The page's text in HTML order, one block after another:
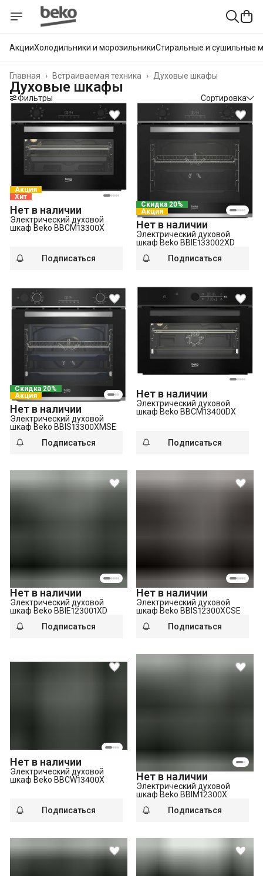
АкцииХолодильники и морозильникиСтиральные и сушильные
Духовые шкафы
Встраиваемая техника ›
Главная ›
Духовые шкафы
Фильтры Сортировка
Акция
Хит
Нет в наличии
Электрический духовой
шкаф Beko BBCM13300X
Подписаться
Скидка 20%
Акция
Нет в наличии
Электрический духовой
шкаф Beko BBIE133002XD
Подписаться
Скидка 20%
Акция
Нет в наличии
Электрический духовой
шкаф Beko BBIS13300XMSE
Подписаться
Нет в наличии
Электрический духовой
шкаф Beko BBCM13400DX
Подписаться
Нет в наличии
Электрический духовой
шкаф Beko BBIE123001XD
Подписаться
Нет в наличии
Электрический духовой
шкаф Beko BBIS12300XCSE
Подписаться
Нет в наличии
Электрический духовой
шкаф Beko BBCW13400X
Подписаться
Нет в наличии
Электрический духовой
шкаф Beko BBIM12300X
Подписаться